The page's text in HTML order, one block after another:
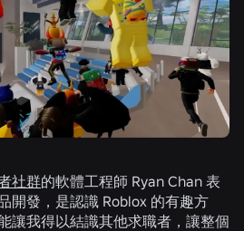
社群的軟體工程師 Ryan Chan 表
開發，是認識 Roblox 的有趣方
讓我得以結識其他求職者，讓整個